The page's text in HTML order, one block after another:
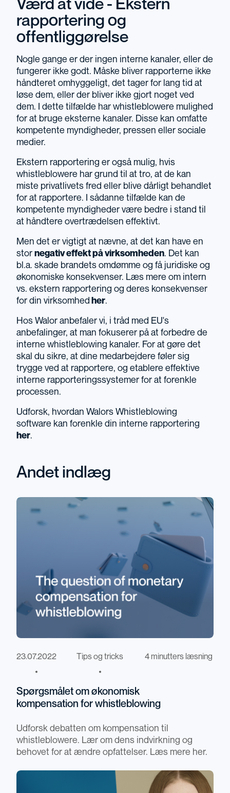
Værd at vide - Ekstern
rapportering og
offentliggørelse
Nogle gange er der ingen interne kanaler, eller de
fungerer ikke godt. Måske bliver rapporterne ikke
håndteret omhyggeligt, det tager for lang tid at
løse dem, eller der bliver ikke gjort noget ved
dem. I dette tilfælde har whistleblowere mulighed
for at bruge eksterne kanaler. Disse kan omfatte
kompetente myndigheder, pressen eller sociale
medier.
Ekstern rapportering er også mulig, hvis
whistleblowere har grund til at tro, at de kan
miste privatlivets fred eller blive dårligt behandlet
for at rapportere. I sådanne tilfælde kan de
kompetente myndigheder være bedre i stand til
at håndtere overtrædelsen effektivt.
Men det er vigtigt at nævne, at det kan have en
stor negativ effekt på virksomheden. Det kan
bl.a. skade brandets omdømme og få juridiske og
økonomiske konsekvenser. Læs mere om intern
vs. ekstern rapportering og deres konsekvenser
for din virksomhed her.
Hos Walor anbefaler vi, i tråd med EU's
anbefalinger, at man fokuserer på at forbedre de
interne whistleblowing kanaler. For at gøre det
skal du sikre, at dine medarbejdere føler sig
trygge ved at rapportere, og etablere effektive
interne rapporteringssystemer for at forenkle
processen.
Udforsk, hvordan Walors Whistleblowing
software kan forenkle din interne rapportering
her.
Andet indlæg
23.07.2022 Tips og tricks 4 minutters læsning
Spørgsmålet om økonomisk
kompensation for whistleblowing
Udforsk debatten om kompensation til
whistleblowere. Lær om dens indvirkning og
behovet for at ændre opfattelser. Læs mere her.